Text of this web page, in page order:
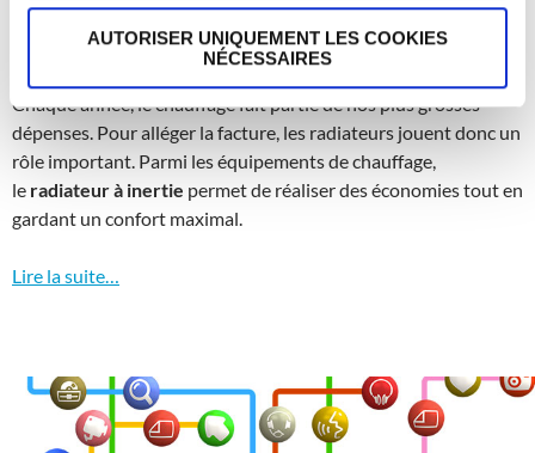
AUTORISER UNIQUEMENT LES COOKIES
NÉCESSAIRES
12 JANVIER 2018 ADMIN 5 COMMENTAIRES
Chaque année, le chauffage fait partie de nos plus grosses
dépenses. Pour alléger la facture, les radiateurs jouent donc un
rôle important. Parmi les équipements de chauffage,
le radiateur à inertie permet de réaliser des économies tout en
gardant un confort maximal.
Lire la suite…